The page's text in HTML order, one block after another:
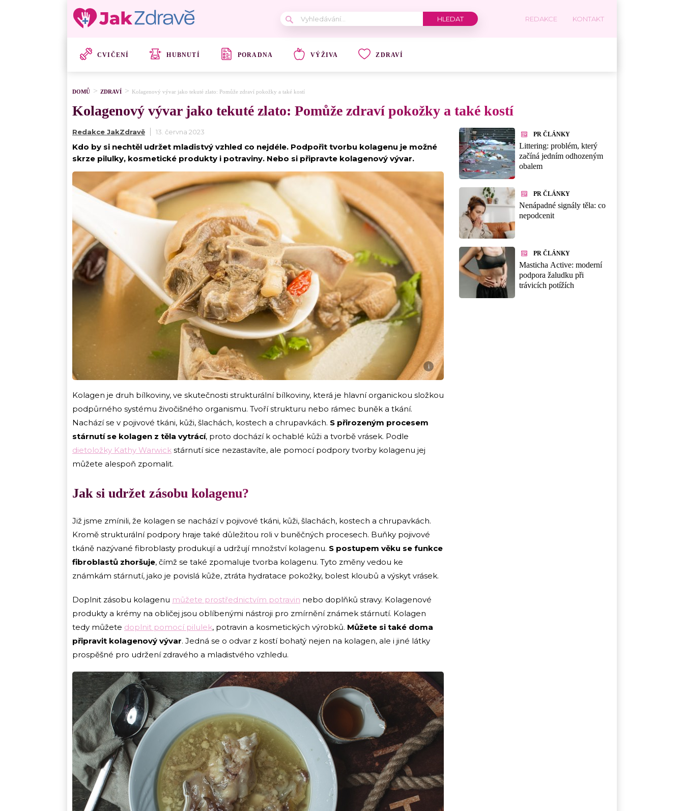
REDAKCE KONTAKT
CVIČENÍ HUBNUTÍ PORADNA VÝŽIVA ZDRAVÍ
DOMŮ ZDRAVÍ Kolagenový vývar jako tekuté zlato: Pomůže zdraví pokožky a také kostí
Kolagenový vývar jako tekuté zlato: Pomůže zdraví pokožky a také kostí
Redakce JakZdravě 13. června 2023
Kdo by si nechtěl udržet mladistvý vzhled co nejdéle. Podpořit tvorbu kolagenu je možné
skrze pilulky, kosmetické produkty i potraviny. Nebo si připravte kolagenový vývar.
i
Kolagen je druh bílkoviny, ve skutečnosti strukturální bílkoviny, která je hlavní organickou složkou
podpůrného systému živočišného organismu. Tvoří strukturu nebo rámec buněk a tkání.
Nachází se v pojivové tkáni, kůži, šlachách, kostech a chrupavkách. S přirozeným procesem
stárnutí se kolagen z těla vytrácí, proto dochází k ochablé kůži a tvorbě vrásek. Podle
dietoložky Kathy Warwick stárnutí sice nezastavíte, ale pomocí podpory tvorby kolagenu jej
můžete alespoň zpomalit.
Jak si udržet zásobu kolagenu?
Již jsme zmínili, že kolagen se nachází v pojivové tkáni, kůži, šlachách, kostech a chrupavkách.
Kromě strukturální podpory hraje také důležitou roli v buněčných procesech. Buňky pojivové
tkáně nazývané fibroblasty produkují a udržují množství kolagenu. S postupem věku se funkce
fibroblastů zhoršuje, čímž se také zpomaluje tvorba kolagenu. Tyto změny vedou ke
známkám stárnutí, jako je povislá kůže, ztráta hydratace pokožky, bolest kloubů a výskyt vrásek.
Doplnit zásobu kolagenu můžete prostřednictvím potravin nebo doplňků stravy. Kolagenové
produkty a krémy na obličej jsou oblíbenými nástroji pro zmírnění známek stárnutí. Kolagen
tedy můžete doplnit pomocí pilulek, potravin a kosmetických výrobků. Můžete si také doma
připravit kolagenový vývar. Jedná se o odvar z kostí bohatý nejen na kolagen, ale i jiné látky
prospěšné pro udržení zdravého a mladistvého vzhledu.
PR ČLÁNKY
Littering: problém, který
začíná jedním odhozeným
obalem
PR ČLÁNKY
Nenápadné signály těla: co
nepodcenit
PR ČLÁNKY
Masticha Active: moderní
podpora žaludku při
trávicích potížích